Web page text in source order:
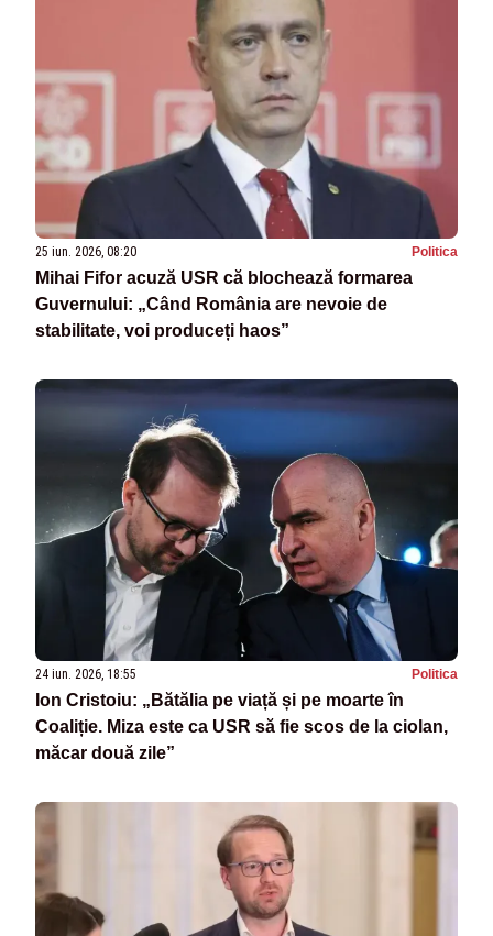
25 iun. 2026, 08:20 Politica
Mihai Fifor acuză USR că blochează formarea
Guvernului: „Când România are nevoie de
stabilitate, voi produceți haos”
24 iun. 2026, 18:55 Politica
Ion Cristoiu: „Bătălia pe viață și pe moarte în
Coaliție. Miza este ca USR să fie scos de la ciolan,
măcar două zile”